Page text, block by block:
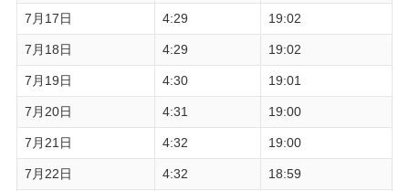
7月17日 4:29 19:02
7月18日 4:29 19:02
7月19日 4:30 19:01
7月20日 4:31 19:00
7月21日 4:32 19:00
7月22日 4:32 18:59